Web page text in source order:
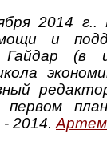
2014 г..
и
(в
2014. Артем